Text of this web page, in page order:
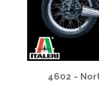
4602 -